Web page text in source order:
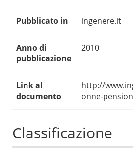
Pubblicato in ingenere.it
Anno di
pubblicazione
2010
Link al
documento
http://
onne-
Classificazione